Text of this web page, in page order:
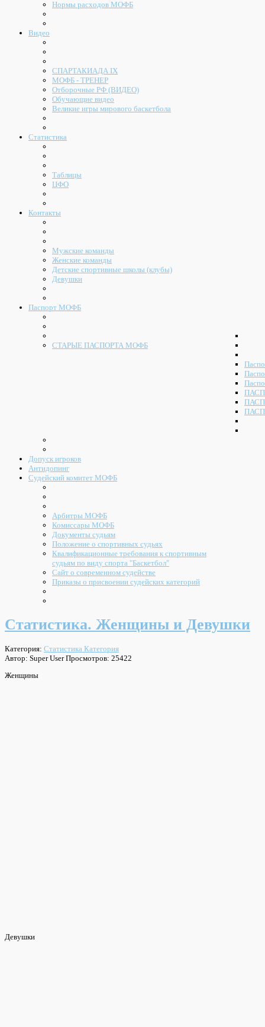
Нормы расходов МОФБ
Видео
СПАРТАКИАДА IX
МОФБ - ТРЕНЕР
Отборочные РФ (ВИДЕО)
Обучающие видео
Великие игры мирового баскетбола
Статистика
Таблицы
ЦФО
Контакты
Мужские команды
Женские команды
Детские спортивные школы (клубы)
Девушки
Паспорт МОФБ
СТАРЫЕ ПАСПОРТА МОФБ
Допуск игроков
Антидопинг
Судейский комитет МОФБ
Арбитры МОФБ
Комиссары МОФБ
Документы судьям
Положение о спортивных судьях
Квалификационные требования к спортивным
судьям по виду спорта "Баскетбол"
Сайт о современном судействе
Приказы о присвоении судейских категорий
Статистика. Женщины и Девушки
Категория: Статистика Категория
Автор: Super UserПросмотров: 25422
Женщины
Девушки